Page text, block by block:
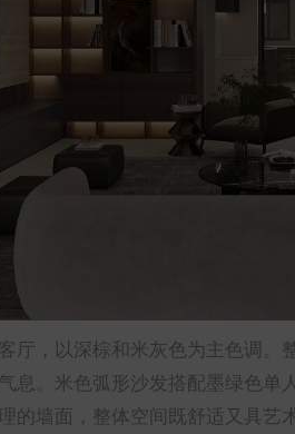
厅，以深棕和米灰色为主色调
息。米色弧形沙发搭配墨绿色
的墙面，整体空间既舒适又具艺